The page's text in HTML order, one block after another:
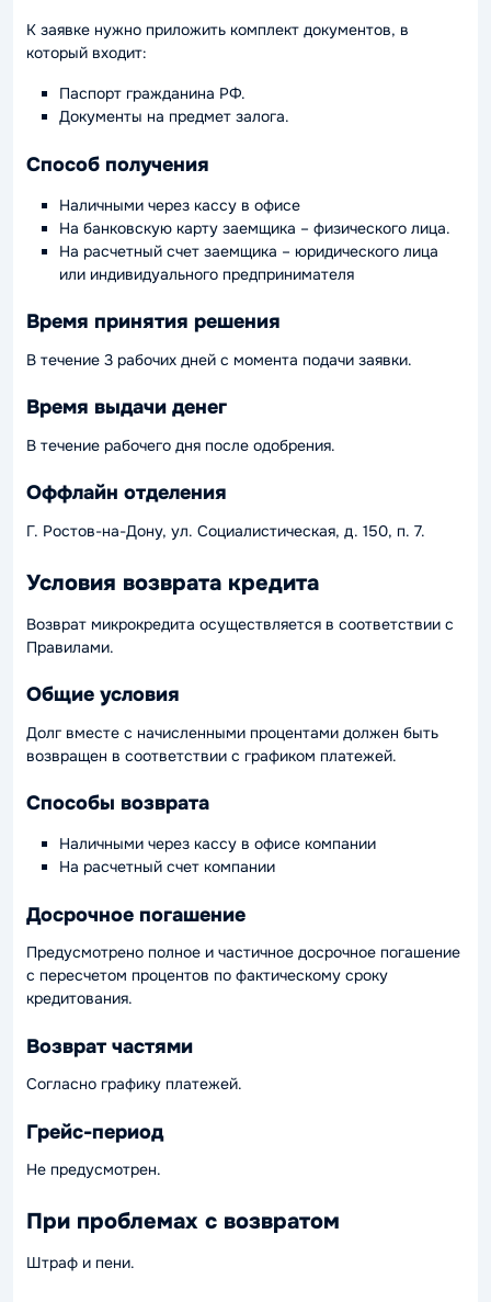
К заявке нужно приложить комплект документов, в
который входит:
Паспорт гражданина РФ.
Документы на предмет залога.
Способ получения
Наличными через кассу в офисе
На банковскую карту заемщика – физического лица.
На расчетный счет заемщика – юридического лица
или индивидуального предпринимателя
Время принятия решения
В течение 3 рабочих дней с момента подачи заявки.
Время выдачи денег
В течение рабочего дня после одобрения.
Оффлайн отделения
Г. Ростов-на-Дону, ул. Социалистическая, д. 150, п. 7.
Условия возврата кредита
Возврат микрокредита осуществляется в соответствии с
Правилами.
Общие условия
Долг вместе с начисленными процентами должен быть
возвращен в соответствии с графиком платежей.
Способы возврата
Наличными через кассу в офисе компании
На расчетный счет компании
Досрочное погашение
Предусмотрено полное и частичное досрочное погашение
с пересчетом процентов по фактическому сроку
кредитования.
Возврат частями
Согласно графику платежей.
Грейс-период
Не предусмотрен.
При проблемах с возвратом
Штраф и пени.